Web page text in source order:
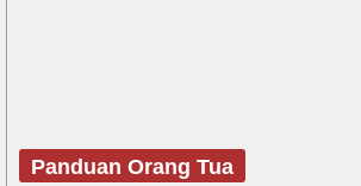
Panduan Orang Tua